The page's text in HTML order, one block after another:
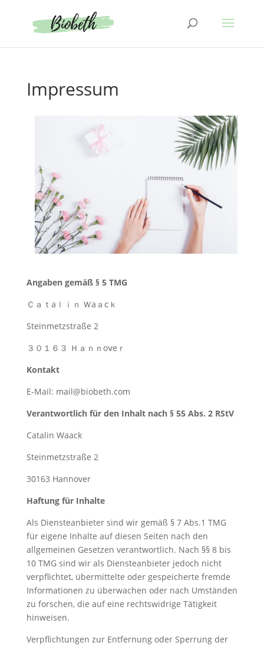
Impressum
Angaben gemäß § 5 TMG
Ｃａｔаｌｉｎ Ｗаａⅽｋ
Steinmetzstraße 2
３０１６３ Ｈａｎｎоⅴеｒ
Kontakt
E-Mail: mail@biobeth.com
Verantwortlich für den Inhalt nach § 55 Abs. 2 RStV
Catalin Waack
Steinmetzstraße 2
30163 Hannover
Haftung für Inhalte
Als Diensteanbieter sind wir gemäß § 7 Abs.1 TMG
für eigene Inhalte auf diesen Seiten nach den
allgemeinen Gesetzen verantwortlich. Nach §§ 8 bis
10 TMG sind wir als Diensteanbieter jedoch nicht
verpflichtet, übermittelte oder gespeicherte fremde
Informationen zu überwachen oder nach Umständen
zu forschen, die auf eine rechtswidrige Tätigkeit
hinweisen.
Verpflichtungen zur Entfernung oder Sperrung der